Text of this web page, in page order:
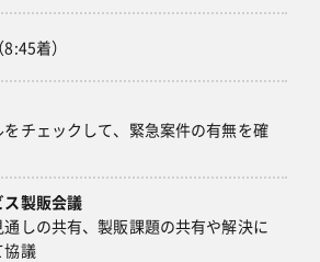
着）
をチェックして、緊急案件の有無を確
ス製販会議
通しの共有、製販課題の共有や解決に
協議